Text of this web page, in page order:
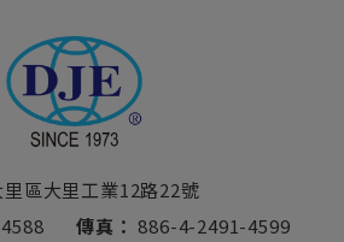
區大里工業12路22號
傳真： 886-4-2491-4599